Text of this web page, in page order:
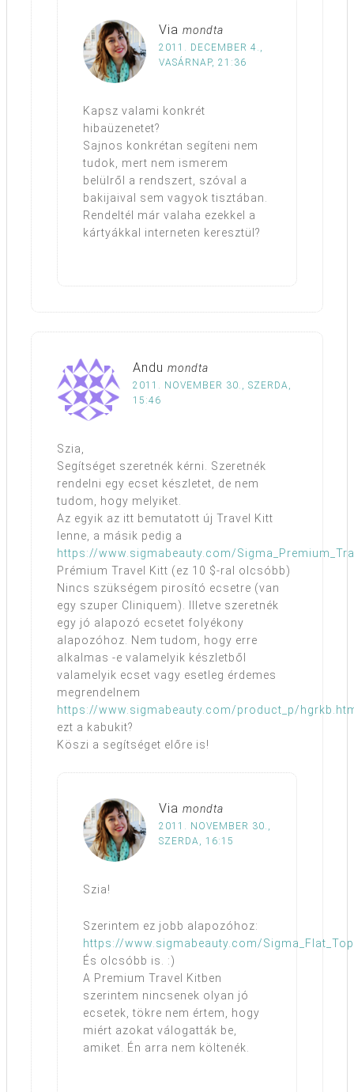
Via mondta
2011. DECEMBER 4.,
VASÁRNAP, 21:36
Kapsz valami konkrét
hibaüzenetet?
Sajnos konkrétan segíteni nem
tudok, mert nem ismerem
belülről a rendszert, szóval a
bakijaival sem vagyok tisztában.
Rendeltél már valaha ezekkel a
kártyákkal interneten keresztül?
Andu mondta
2011. NOVEMBER 30., SZERDA,
15:46
Szia,
Segítséget szeretnék kérni. Szeretnék
rendelni egy ecset készletet, de nem
tudom, hogy melyiket.
Az egyik az itt bemutatott új Travel Kitt
lenne, a másik pedig a
https://www.sigmabeauty.com/
Prémium Travel Kitt (ez 10 $-ral olcsóbb)
Nincs szükségem pirosító ecsetre (van
egy szuper Cliniquem). Illetve szeretnék
egy jó alapozó ecsetet folyékony
alapozóhoz. Nem tudom, hogy erre
alkalmas -e valamelyik készletből
valamelyik ecset vagy esetleg érdemes
megrendelnem
https://www.sigmabeauty.com/product_p/
ezt a kabukit?
Köszi a segítséget előre is!
Via mondta
2011. NOVEMBER 30.,
SZERDA, 16:15
Szia!
Szerintem ez jobb alapozóhoz:
https://www.sigmabeauty.com/
És olcsóbb is. :)
A Premium Travel Kitben
szerintem nincsenek olyan jó
ecsetek, tökre nem értem, hogy
miért azokat válogatták be,
amiket. Én arra nem költenék.